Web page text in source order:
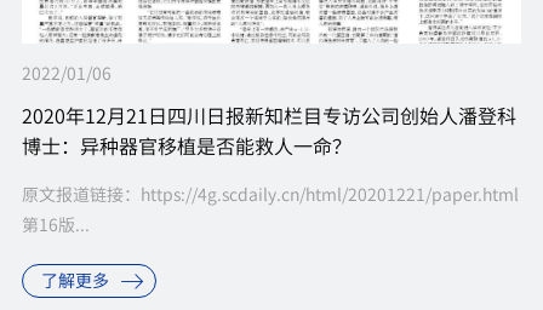
2022/01/06
2020年12月21日四川日报新知栏目专访公司创始人潘登科
博士：异种器官移植是否能救人一命？
原文报道链接：https://4g.scdaily.cn/html/20201221/paper.html
第16版...
了解更多